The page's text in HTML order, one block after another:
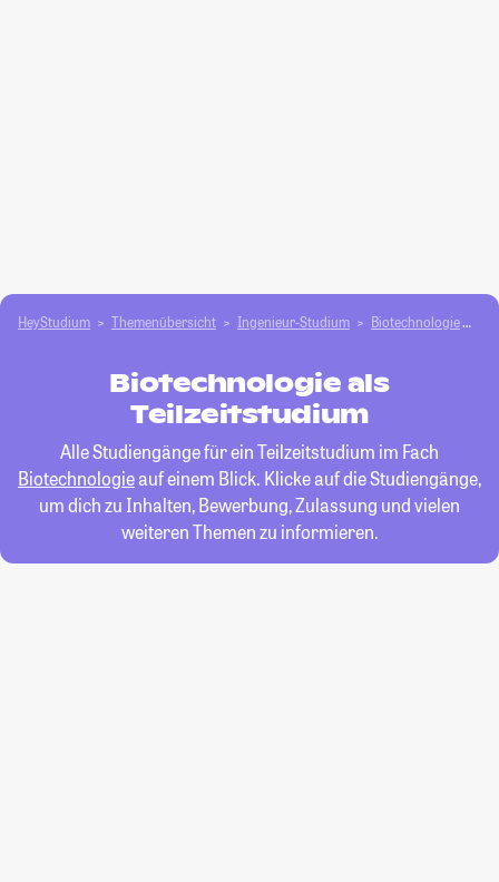
HeyStudium Themenübersicht Ingenieur-Studium Biotechnologie
Biotechnologie als
Teilzeitstudium
Alle Studiengänge für ein Teilzeitstudium im Fach
Biotechnologieauf einem Blick. Klicke auf die Studiengänge,
um dich zu Inhalten, Bewerbung, Zulassung und vielen
weiteren Themen zu informieren.